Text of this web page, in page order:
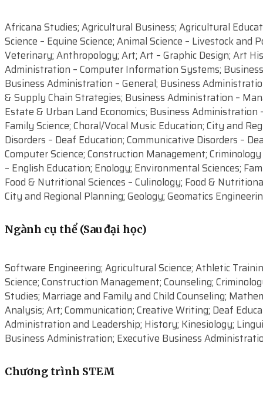
Africana Studies; Agricultural Business; Agricultural
Science – Equine Science; Animal Science – Livestock
Veterinary; Anthropology; Art; Art – Graphic Design; Art
Administration – Computer Information Systems;
Business Administration – General; Business
& Supply Chain Strategies; Business Administration –
Estate & Urban Land Economics; Business Administration
Family Science; Choral/Vocal Music Education; City and
Disorders – Deaf Education; Communicative Disorders –
Computer Science; Construction Management;
– English Education; Enology; Environmental Sciences;
Food & Nutritional Sciences – Culinology; Food &
City and Regional Planning; Geology; Geomatics
Ngành cụ thể (Sau đại học)
Software Engineering; Agricultural Science; Athletic
Science; Construction Management; Counseling;
Studies; Marriage and Family and Child Counseling;
Analysis; Art; Communication; Creative Writing; Deaf
Administration and Leadership; History; Kinesiology;
Business Administration; Executive Business
Chương trình STEM